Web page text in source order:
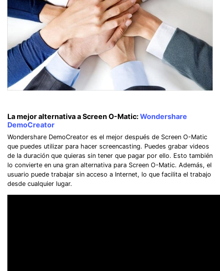
La mejor alternativa a Screen O-Matic:Wondershare
DemoCreator
Wondershare DemoCreator es el mejor después de Screen O-Matic
que puedes utilizar para hacer screencasting. Puedes grabar videos
de la duración que quieras sin tener que pagar por ello. Esto también
lo convierte en una gran alternativa para Screen O-Matic. Además, el
usuario puede trabajar sin acceso a Internet, lo que facilita el trabajo
desde cualquier lugar.